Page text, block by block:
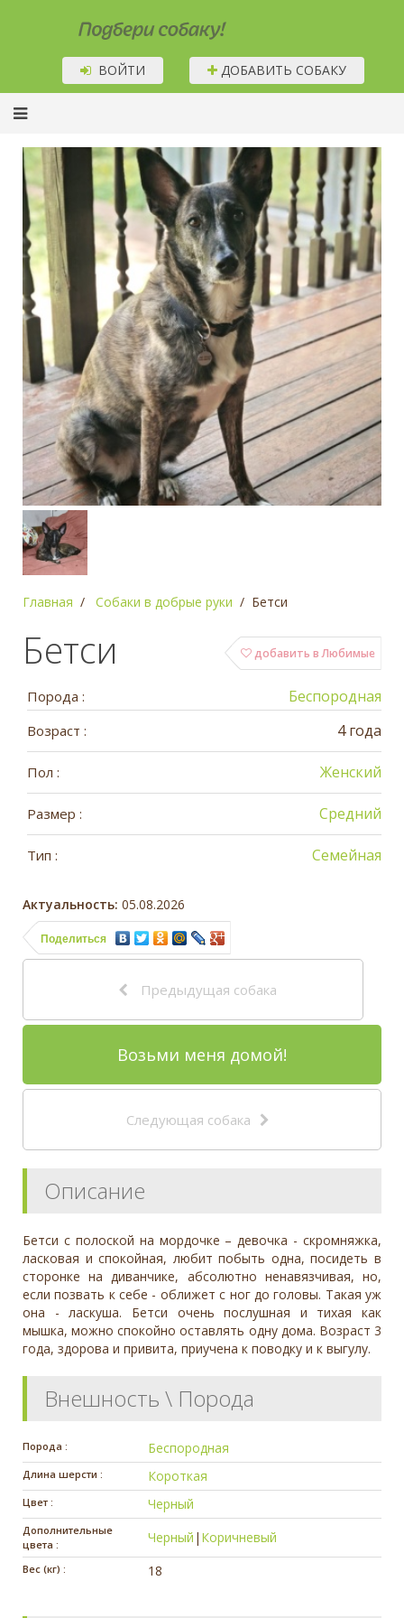
Подбери собаку!
ВОЙТИ ДОБАВИТЬ СОБАКУ
Главная Собаки в добрые руки Бетси
добавить в Любимые
Бетси
Порода : Беспородная
Возраст : 4 года
Пол : Женский
Размер : Средний
Тип : Семейная
Актуальность: 05.08.2026
Поделиться
Предыдущая собака
Возьми меня домой!
Следующая собака
Описание
Бетси с полоской на мордочке – девочка - скромняжка,
ласковая и спокойная, любит побыть одна, посидеть в
сторонке на диванчике, абсолютно ненавязчивая, но,
если позвать к себе - оближет с ног до головы. Такая уж
она - ласкуша. Бетси очень послушная и тихая как
мышка, можно спокойно оставлять одну дома. Возраст 3
года, здорова и привита, приучена к поводку и к выгулу.
Внешность \ Порода
Порода : Беспородная
Длина шерсти : Короткая
Цвет : Черный
Дополнительные
цвета :
Черный | Коричневый
Вес (кг) : 18